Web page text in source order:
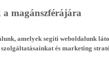
magánszférájára
amelyek segíti weboldalunk
és marketing